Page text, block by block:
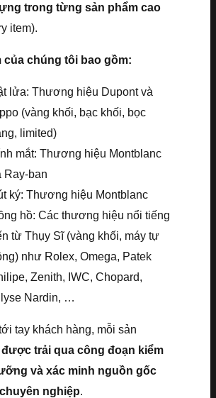
trong từng sản phẩm cao
item).
của chúng tôi bao gồm:
lửa: Thương hiệu Dupont và
(vàng khối, bạc khối, bọc
limited)
mắt: Thương hiệu Montblanc
Ray-ban
ký: Thương hiệu Montblanc
hồ: Các thương hiệu nổi tiếng
từ Thụy Sĩ (vàng khối, máy tự
như Rolex, Omega, Patek
Zenith, IWC, Chopard,
Nardin, …
tay khách hàng, mỗi sản
trải qua công đoạn kiểm
và xác minh nguồn gốc
nghiệp.